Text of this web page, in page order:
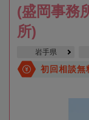
(盛岡事務
所)
岩手県
初回相談無